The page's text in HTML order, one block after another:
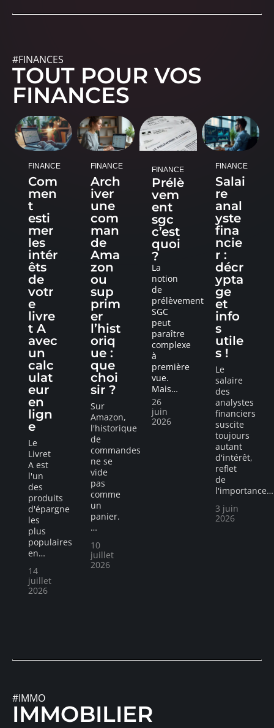
#FINANCES
TOUT POUR VOS
FINANCES
FINANCE
Com
men
t
esti
mer
les
intér
êts
de
votr
e
livre
t A
avec
un
calc
ulat
eur
en
lign
e
Le
Livret
A est
l'un
des
produits
d'épargne
les
plus
populaires
en…
14
juillet
2026
FINANCE
Arch
iver
une
com
man
de
Ama
zon
ou
sup
prim
er
l’hist
oriq
ue :
que
choi
sir ?
Sur
Amazon,
l'historique
de
commandes
ne se
vide
pas
comme
un
panier.
…
10
juillet
2026
FINANCE
Prélè
vem
ent
sgc
c’est
quoi
?
La
notion
de
prélèvement
SGC
peut
paraître
complexe
à
première
vue.
Mais…
26
juin
2026
FINANCE
Salai
re
anal
yste
fina
ncie
r :
décr
ypta
ge
et
info
s
utile
s !
Le
salaire
des
analystes
financiers
suscite
toujours
autant
d'intérêt,
reflet
de
l'importance…
3 juin
2026
#IMMO
IMMOBILIER